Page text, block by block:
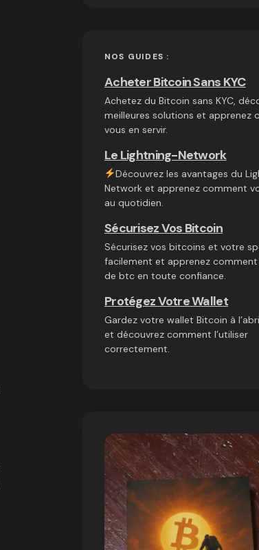
NOS GUIDES :
Acheter Bitcoin Sans KYC
Achetez du Bitcoin sans KYC,
meilleures solutions et apprenez
vous en servir.
Le Lightning-Network
Découvrez les avantages du
Network et apprenez comment
au quotidien.
Sécurisez Vos Bitcoin
Sécurisez vos bitcoins et votre
facilement et apprenez comment
de btc en toute confiance.
Protégez Votre Wallet
Gardez votre wallet Bitcoin à
et découvrez comment l’utiliser
correctement.